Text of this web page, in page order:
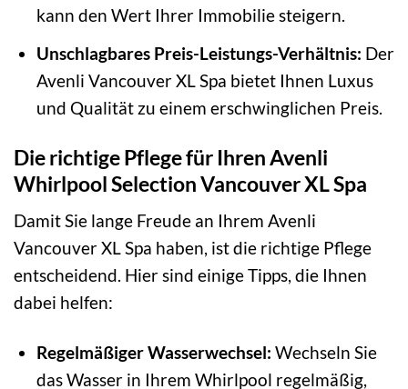
kann den Wert Ihrer Immobilie steigern.
Unschlagbares Preis-Leistungs-Verhältnis: Der
Avenli Vancouver XL Spa bietet Ihnen Luxus
und Qualität zu einem erschwinglichen Preis.
Die richtige Pflege für Ihren Avenli
Whirlpool Selection Vancouver XL Spa
Damit Sie lange Freude an Ihrem Avenli
Vancouver XL Spa haben, ist die richtige Pflege
entscheidend. Hier sind einige Tipps, die Ihnen
dabei helfen:
Regelmäßiger Wasserwechsel: Wechseln Sie
das Wasser in Ihrem Whirlpool regelmäßig,